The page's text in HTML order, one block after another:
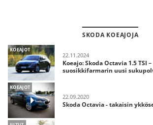
SKODA KOEAJOJA
KOEAJOT
22.11.2024
Koeajo: Skoda Octavia 1.5 TSI
suosikkifarmarin uusi
KOEAJOT
22.09.2020
Skoda Octavia - takaisin